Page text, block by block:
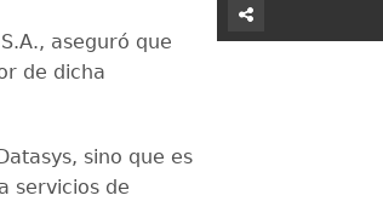
aseguró que
de dicha
sino que es
servicios de